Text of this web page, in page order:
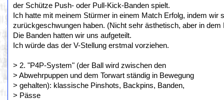
der Schütze Push- oder Pull-Kick-Banden spielt.
Ich hatte mit meinem Stürmer in einem Match Erfolg, indem
zurückgeschwungen haben. (Nicht sehr ästhetisch, aber in dem
Die Banden hatten wir uns aufgeteilt.
Ich würde das der V-Stellung erstmal vorziehen.
> 2. "P4P-System" (der Ball wird zwischen den
> Abwehrpuppen und dem Torwart ständig in Bewegung
> gehalten): klassische Pinshots, Backpins, Banden,
> Pässe